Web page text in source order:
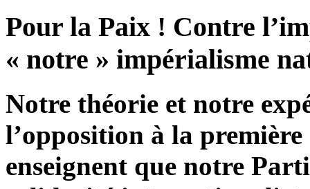
Pour la Paix ! Contre
« notre » impérialisme
Notre théorie et notre
l’opposition à la
enseignent que notre